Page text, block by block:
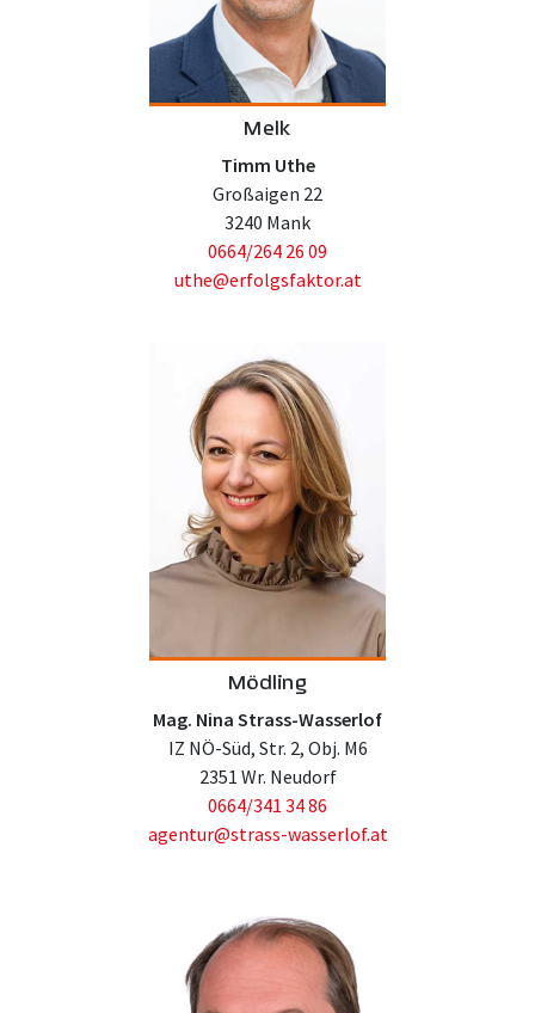
Melk
Timm Uthe
Großaigen 22
3240 Mank
0664/264 26 09
uthe@erfolgsfaktor.at
Mödling
Mag. Nina Strass-Wasserlof
IZ NÖ-Süd, Str. 2, Obj. M6
2351 Wr. Neudorf
0664/341 34 86
agentur@strass-wasserlof.at